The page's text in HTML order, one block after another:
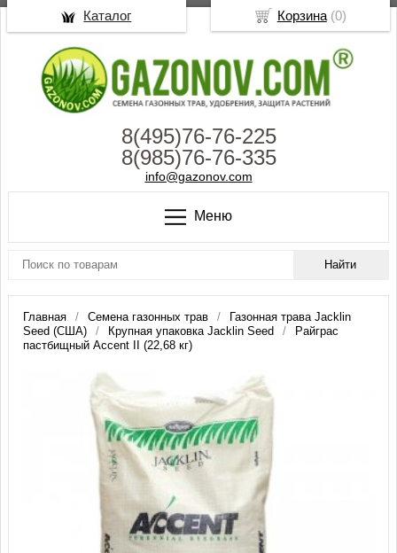
8(495)76-76-225
8(985)76-76-335
info@gazonov.com
Меню
Главная Семена газонных трав
Газонная трава Jacklin
Seed (США)
Крупная упаковка Jacklin Seed
Райграс
пастбищный Accent II (22,68 кг)
Корзина(0)
Каталог